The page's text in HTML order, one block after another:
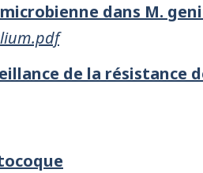
dans M.
de la résistance